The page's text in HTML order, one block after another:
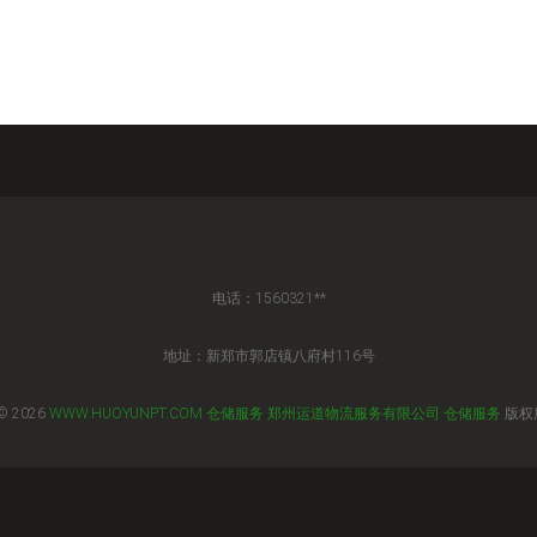
电话：1560321**
地址：新郑市郭店镇八府村116号
2026 WWW.HUOYUNPT.COM 仓储服务 郑州运道物流服务有限公司 仓储服务 版权